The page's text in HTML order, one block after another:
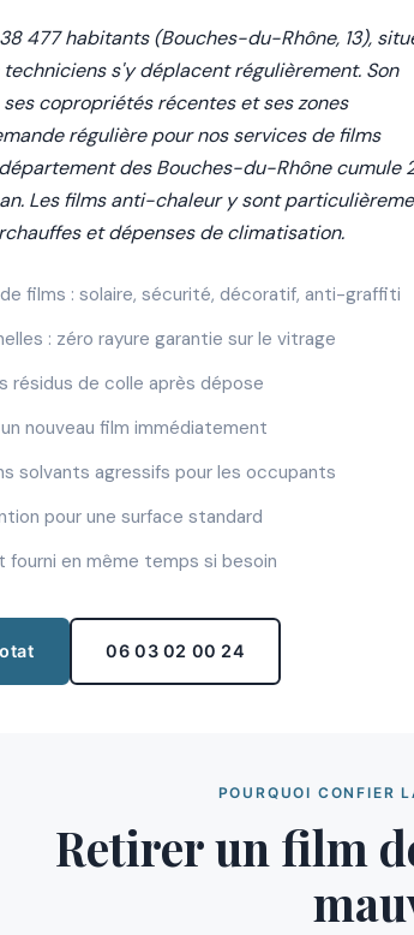
477 habitants (Bouches-du-Rhône, 13),
s'y déplacent régulièrement. Son
copropriétés récentes et ses zones
régulière pour nos services de films
des Bouches-du-Rhône cumule
Les films anti-chaleur y sont
et dépenses de climatisation.
films : solaire, sécurité, décoratif, anti-graffiti
: zéro rayure garantie sur le vitrage
de colle après dépose
nouveau film immédiatement
solvants agressifs pour les occupants
pour une surface standard
fourni en même temps si besoin
06 03 02 00 24
POURQUOI CONFIER
Retirer un film